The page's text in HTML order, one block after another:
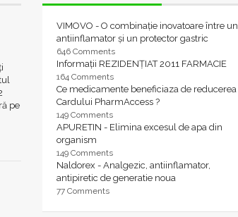
pe
VIMOVO - O combinație inovatoare între un
antiinflamator și un protector gastric
646 Comments
Informații REZIDENȚIAT 2011 FARMACIE
164 Comments
Ce medicamente beneficiaza de reducerea
Cardului PharmAccess ?
149 Comments
APURETIN - Elimina excesul de apa din
organism
149 Comments
Naldorex - Analgezic, antiinflamator,
antipiretic de generatie noua
77 Comments